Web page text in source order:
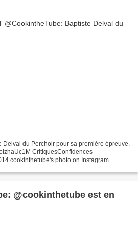
Delval du Perchoir pour sa première épreuve.
CritiquesConfidences
cookinthetube's photo on Instagram
@cookinthetube est en